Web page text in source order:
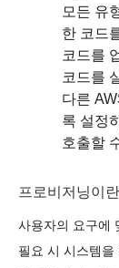
모든 유
한 코드
코드를
코드를
다른
록 설정
호출할
프로비저닝이
사용자의 요구에
필요 시 시스템